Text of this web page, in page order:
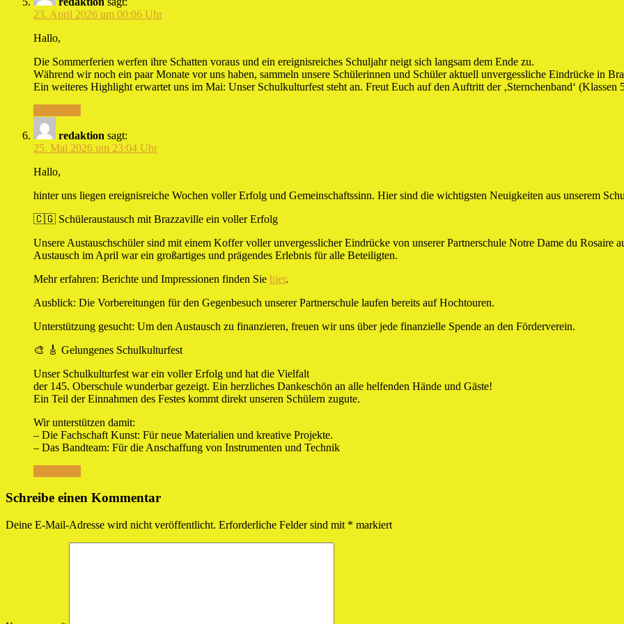
23. April 2026 um 00:06 Uhr
Hallo,
Die Sommerferien werfen ihre Schatten voraus und ein ereignisreiches Schuljahr neigt sich langsam dem Ende zu.
Während wir noch ein paar Monate vor uns haben, sammeln unsere Schülerinnen und Schüler aktuell unvergessliche Eindrücke in
Ein weiteres Highlight erwartet uns im Mai: Unser Schulkulturfest steht an. Freut Euch auf den Auftritt der ‚Sternchenband‘
redaktion sagt:
25. Mai 2026 um 23:04 Uhr
Hallo,
hinter uns liegen ereignisreiche Wochen voller Erfolg und Gemeinschaftssinn. Hier sind die wichtigsten Neuigkeiten aus unserem
🇨🇬 Schüleraustausch mit Brazzaville ein voller Erfolg
Unsere Austauschschüler sind mit einem Koffer voller unvergesslicher Eindrücke von unserer Partnerschule Notre Dame du
Austausch im April war ein großartiges und prägendes Erlebnis für alle Beteiligten.
Mehr erfahren: Berichte und Impressionen finden Sie hier.
Ausblick: Die Vorbereitungen für den Gegenbesuch unserer Partnerschule laufen bereits auf Hochtouren.
Unterstützung gesucht: Um den Austausch zu finanzieren, freuen wir uns über jede finanzielle Spende an den Förderverein.
🎨 🎸 Gelungenes Schulkulturfest
Unser Schulkulturfest war ein voller Erfolg und hat die Vielfalt
der 145. Oberschule wunderbar gezeigt. Ein herzliches Dankeschön an alle helfenden Hände und Gäste!
Ein Teil der Einnahmen des Festes kommt direkt unseren Schülern zugute.
Wir unterstützen damit:
– Die Fachschaft Kunst: Für neue Materialien und kreative Projekte.
– Das Bandteam: Für die Anschaffung von Instrumenten und Technik
Schreibe einen Kommentar
Deine E-Mail-Adresse wird nicht veröffentlicht. Erforderliche Felder sind mit * markiert